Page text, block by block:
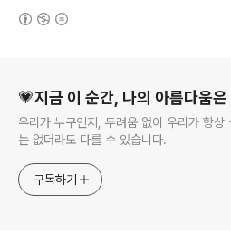
💗지금 이 순간, 나의 아
우리가 누구인지, 두려움 없이 우리가 항상
는 없더라도 다를 수 있습니다.
구독하기